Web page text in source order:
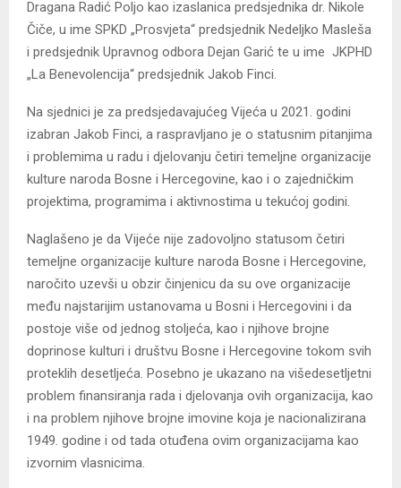
Dragana Radić Poljo kao izaslanica predsjednika dr. Nikole
Čiče, u ime SPKD „Prosvjeta“ predsjednik Nedeljko Masleša
i predsjednik Upravnog odbora Dejan Garić te u ime JKPHD
„La Benevolencija“ predsjednik Jakob Finci.
Na sjednici je za predsjedavajućeg Vijeća u 2021. godini
izabran Jakob Finci, a raspravljano je o statusnim pitanjima
i problemima u radu i djelovanju četiri temeljne organizacije
kulture naroda Bosne i Hercegovine, kao i o zajedničkim
projektima, programima i aktivnostima u tekućoj godini.
Naglašeno je da Vijeće nije zadovoljno statusom četiri
temeljne organizacije kulture naroda Bosne i Hercegovine,
naročito uzevši u obzir činjenicu da su ove organizacije
među najstarijim ustanovama u Bosni i Hercegovini i da
postoje više od jednog stoljeća, kao i njihove brojne
doprinose kulturi i društvu Bosne i Hercegovine tokom svih
proteklih desetljeća. Posebno je ukazano na višedesetljetni
problem finansiranja rada i djelovanja ovih organizacija, kao
i na problem njihove brojne imovine koja je nacionalizirana
1949. godine i od tada otuđena ovim organizacijama kao
izvornim vlasnicima.